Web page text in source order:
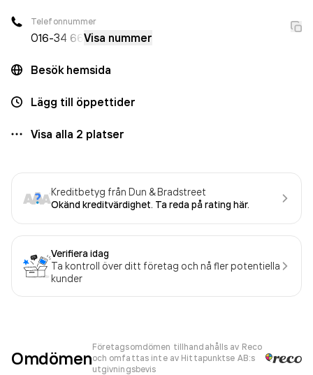
Telefonnummer
016-34 66 Visa nummer
Besök hemsida
Lägg till öppettider
Visa alla 2 platser
Kreditbetyg från Dun & Bradstreet
Okänd kreditvärdighet. Ta reda på rating här.
Verifiera idag
Ta kontroll över ditt företag och nå fler potentiella
kunder
Omdömen
Företagsomdömen tillhandahålls av Reco
och omfattas inte av Hittapunktse AB:s
utgivningsbevis